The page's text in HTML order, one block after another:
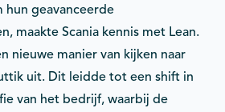
hun geavanceerde
maakte Scania kennis met Lean.
nieuwe manier van kijken naar
uit. Dit leidde tot een shift in
van het bedrijf, waarbij de